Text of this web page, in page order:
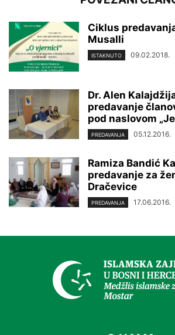
Ciklus
Musalli
ISTAKNUTO 09.02.2018.
Dr. Alen
predavanje
pod naslovom
PREDAVANJA 05.12.2016.
Ramiza Bandić
predavanje za
Dračevice
PREDAVANJA 17.06.2016.